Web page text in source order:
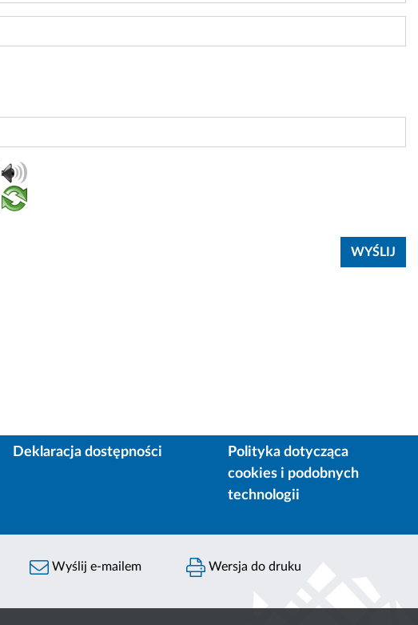
Deklaracja dostępności
Polityka dotycząca
cookies i podobnych
technologii
Wyślij e-mailem Wersja do druku